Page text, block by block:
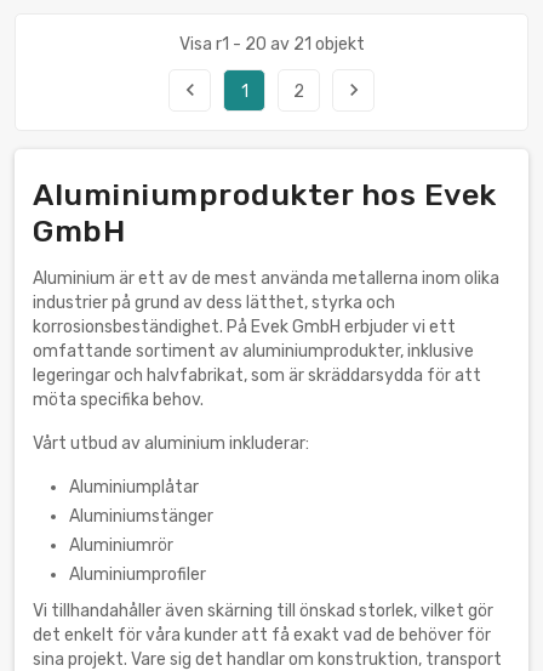
Visa r1 - 20 av 21 objekt
navigate_before 1 2 navigate_next
Aluminiumprodukter hos Evek
GmbH
Aluminium är ett av de mest använda metallerna inom olika
industrier på grund av dess lätthet, styrka och
korrosionsbeständighet. På Evek GmbH erbjuder vi ett
omfattande sortiment av aluminiumprodukter, inklusive
legeringar och halvfabrikat, som är skräddarsydda för att
möta specifika behov.
Vårt utbud av aluminium inkluderar:
Aluminiumplåtar
Aluminiumstänger
Aluminiumrör
Aluminiumprofiler
Vi tillhandahåller även skärning till önskad storlek, vilket gör
det enkelt för våra kunder att få exakt vad de behöver för
sina projekt. Vare sig det handlar om konstruktion, transport